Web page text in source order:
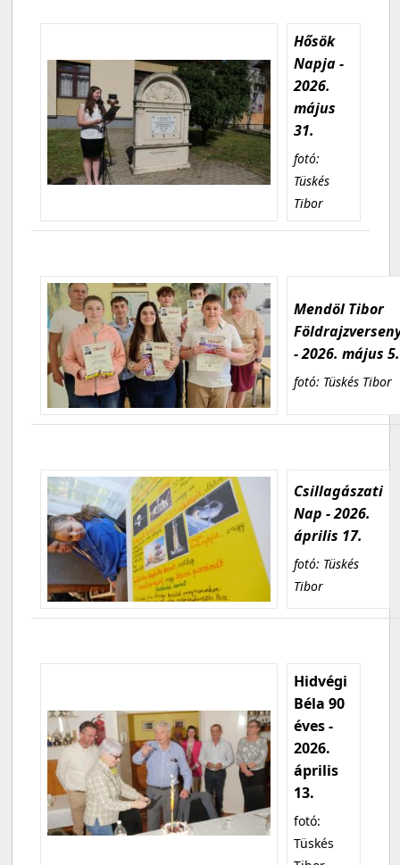
Hősök
Napja -
2026.
május
31.
fotó:
Tüskés
Tibor
Mendöl Tibor
- 2026. május 5.
fotó: Tüskés Tibor
Csillagászati
Nap - 2026.
április 17.
fotó: Tüskés
Tibor
Hidvégi
Béla 90
éves -
2026.
április
13.
fotó:
Tüskés